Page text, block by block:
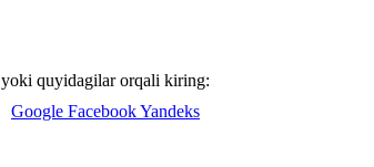
yoki quyidagilar orqali kiring:
Google FacebookYandeks